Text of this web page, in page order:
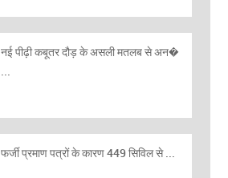
नई पीढ़ी कबूतर दौड़ के असली मतलब से अन�
फर्जी प्रमाण पत्रों के कारण 449 सिविल से ...